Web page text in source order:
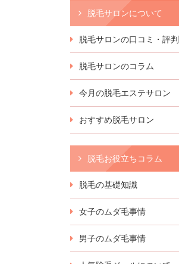
脱毛サロンについて
脱毛サロンの口コミ・評判
脱毛サロンのコラム
今月の脱毛エステサロン
おすすめ脱毛サロン
脱毛お役立ちコラム
脱毛の基礎知識
女子のムダ毛事情
男子のムダ毛事情